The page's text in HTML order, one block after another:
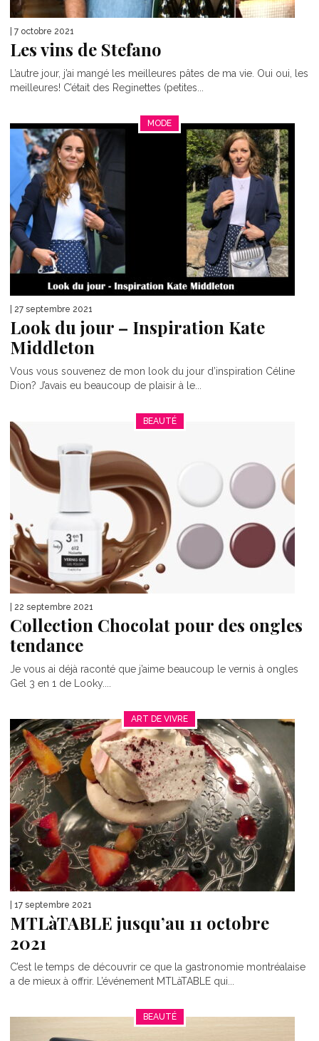
| 7 octobre 2021
Les vins de Stefano
L’autre jour, j’ai mangé les meilleures pâtes de ma vie. Oui oui, les
meilleures! C’était des Reginettes (petites...
MODE
| 27 septembre 2021
Look du jour – Inspiration Kate
Middleton
Vous vous souvenez de mon look du jour d’inspiration Céline
Dion? J’avais eu beaucoup de plaisir à le...
BEAUTÉ
| 22 septembre 2021
Collection Chocolat pour des ongles
tendance
Je vous ai déjà raconté que j’aime beaucoup le vernis à ongles
Gel 3 en 1 de Looky....
ART DE VIVRE
| 17 septembre 2021
MTLàTABLE jusqu’au 11 octobre
2021
C’est le temps de découvrir ce que la gastronomie montréalaise
a de mieux à offrir. L’événement MTLàTABLE qui...
BEAUTÉ